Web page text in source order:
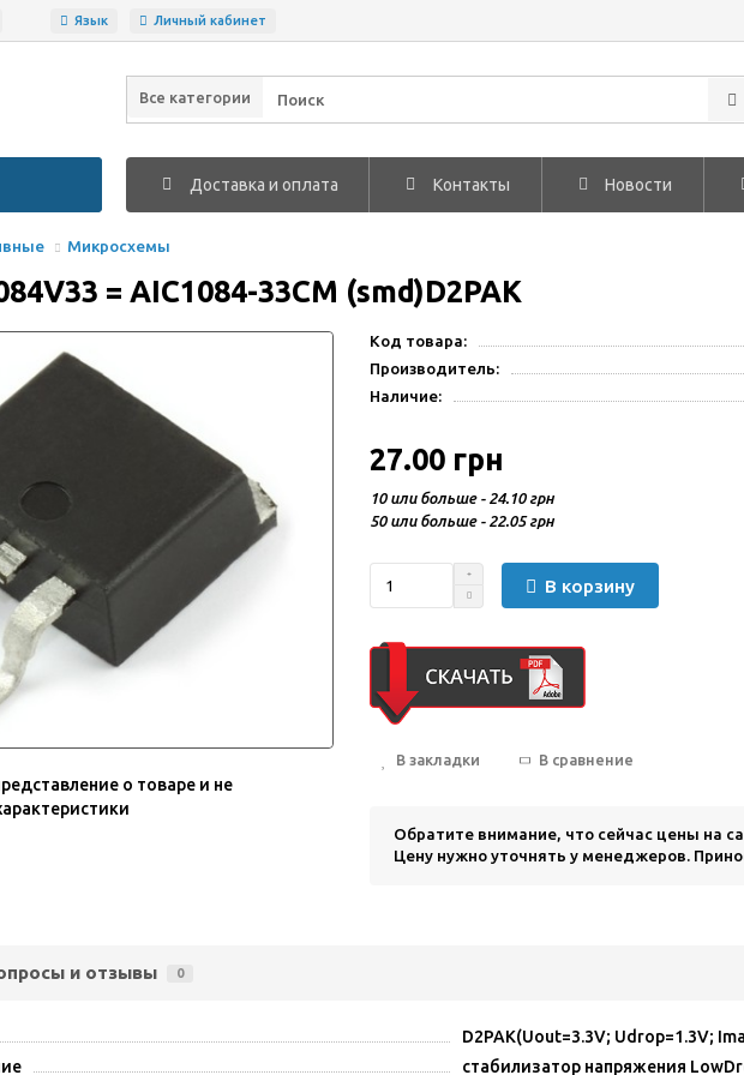
Язык Личный кабинет
Все категории
Доставка и оплата Контакты Новости
Микросхемы
= AIC1084-33CM (smd)D2PAK
о товаре и не
Код товара:
Производитель:
Наличие:
27.00 грн
10 или больше - 24.10 грн
50 или больше - 22.05 грн
В корзину
В закладки В сравнение
Обратите внимание, что сейчас цены на
Цену нужно уточнять у менеджеров.
и отзывы 0
D2PAK(Uout=3.3V; Udrop=1.3V;
стабилизатор напряжения